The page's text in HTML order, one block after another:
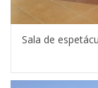
Sala de